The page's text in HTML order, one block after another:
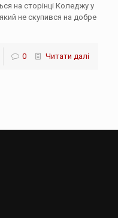
на сторінці Коледжу у
не скупився на добре
0 Читати далі